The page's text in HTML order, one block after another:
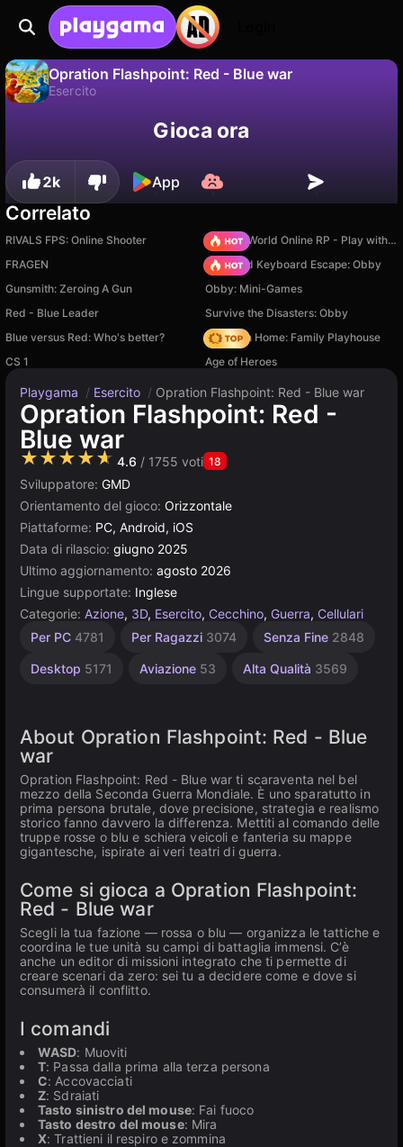
Opration Flashpoint: Red - Blue war
Esercito
Salva i progressi!Gioca ora
2k App
Correlato
RIVALS FPS: Online Shooter
Sprunki World Online RP - Play with Friends!
FRAGEN
+1 Speed Keyboard Escape: Obby
Gunsmith: Zeroing A Gun
Obby: Mini-Games
Red - Blue Leader
Survive the Disasters: Obby
Blue versus Red: Who's better?
My Town Home: Family Playhouse
CS 1
Age of Heroes
Playgama / Esercito / Opration Flashpoint: Red - Blue war
Opration Flashpoint: Red -
Blue war
★★★★★ 4.6 / 1755 voti 18
Sviluppatore: GMD
Orientamento del gioco: Orizzontale
Piattaforme: PC, Android, iOS
Data di rilascio: giugno 2025
Ultimo aggiornamento: agosto 2026
Lingue supportate: Inglese
Categorie: Azione, 3D, Esercito, Cecchino, Guerra, Cellulari
Per PC 4781 Per Ragazzi 3074 Senza Fine 2848
Desktop 5171 Aviazione 53 Alta Qualità 3569
Browser
Unity
3174
About Opration Flashpoint: Red - Blue
war
Opration Flashpoint: Red - Blue war ti scaraventa nel bel
mezzo della Seconda Guerra Mondiale. È uno sparatutto in
prima persona brutale, dove precisione, strategia e realismo
storico fanno davvero la differenza. Mettiti al comando delle
truppe rosse o blu e schiera veicoli e fanteria su mappe
gigantesche, ispirate ai veri teatri di guerra.
Come si gioca a Opration Flashpoint:
Red - Blue war
Scegli la tua fazione — rossa o blu — organizza le tattiche e
coordina le tue unità su campi di battaglia immensi. C’è
anche un editor di missioni integrato che ti permette di
creare scenari da zero: sei tu a decidere come e dove si
consumerà il conflitto.
I comandi
WASD: Muoviti
T: Passa dalla prima alla terza persona
C: Accovacciati
Z: Sdraiati
Tasto sinistro del mouse: Fai fuoco
Tasto destro del mouse: Mira
X: Trattieni il respiro e zommina